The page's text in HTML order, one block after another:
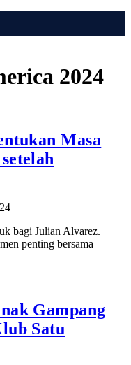
2024
Masa
bagi Julian Alvarez.
penting bersama
Gampang
Satu